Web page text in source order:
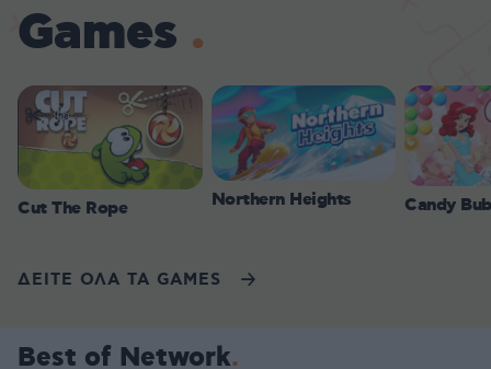
Games
Cut The Rope Northern Heights Candy
ΔΕΙΤΕ ΟΛΑ ΤΑ GAMES
Best of Network